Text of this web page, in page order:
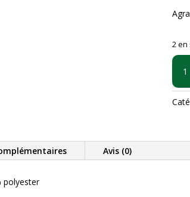
2 en
Avis (0)
polyester